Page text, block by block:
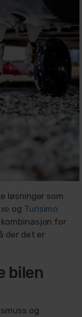
løsninger som
og Turisimo
for
der det er
bilen
og